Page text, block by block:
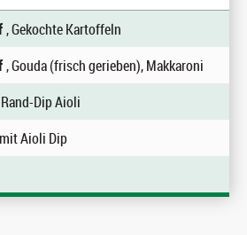
, Gekochte Kartoffeln
, Gouda (frisch gerieben), Makkaroni
Dip Aioli
Aioli Dip